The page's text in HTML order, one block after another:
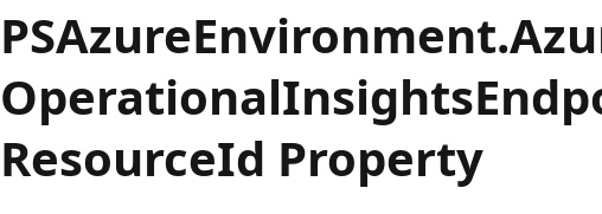
PSAzureEnvironment.
OperationalInsights
ResourceId Property